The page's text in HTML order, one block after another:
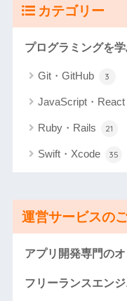
カテゴリー
プログラミングを
Git・GitHub 3
JavaScript・React
Ruby・Rails 21
Swift・Xcode 35
運営サービスの
アプリ開発専門の
フリーランスエン